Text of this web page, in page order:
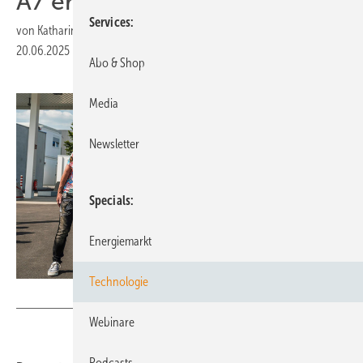
von Katharina Wolf
20.06.2025
Services
Abo & Shop
Media
Newsletter
Specials
Energiemarkt
Technologie
Webinare